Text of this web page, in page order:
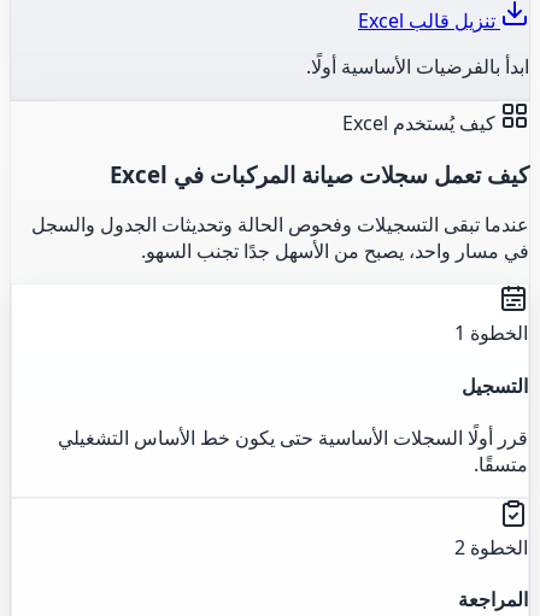
تنزيل قالب Excel
ابدأ بالفرضيات الأساسية أولًا.
كيف يُستخدم Excel
كيف تعمل سجلات صيانة المركبات في Excel
عندما تبقى التسجيلات وفحوص الحالة وتحديثات الجدول والسجل
في مسار واحد، يصبح من الأسهل جدًا تجنب السهو.
الخطوة 1
التسجيل
قرر أولًا السجلات الأساسية حتى يكون خط الأساس التشغيلي
متسقًا.
الخطوة 2
المراجعة